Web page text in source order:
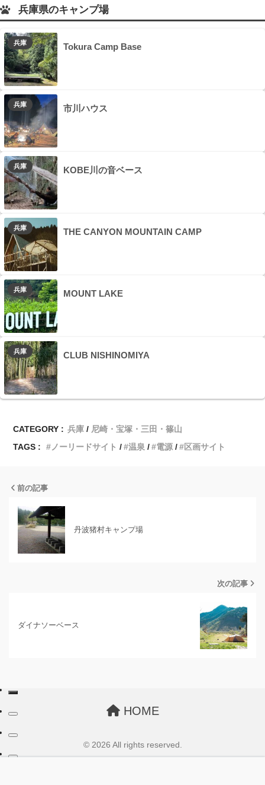
兵庫県のキャンプ場
Tokura Camp Base
兵庫
市川ハウス
兵庫
KOBE川の音ベース
兵庫
THE CANYON MOUNTAIN CAMP
兵庫
MOUNT LAKE
兵庫
CLUB NISHINOMIYA
兵庫
CATEGORY : 兵庫
尼崎・宝塚・三田・篠山
TAGS :
ノーリードサイト 温泉 電源 区画サイト
前の記事
丹波猪村キャンプ場
次の記事
ダイナソーベース
HOME
© 2026 All rights reserved.